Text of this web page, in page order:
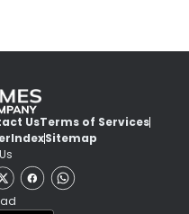
UsTerms of Services
IndexSitemap